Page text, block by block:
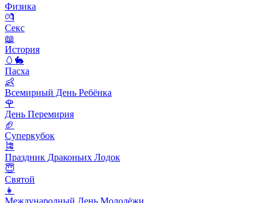
Физика
💏
Секс
📖
История
🥚🐇
Пасха
👶
Всемирный День Ребёнка
🌹
День Перемирия
🏈
Суперкубок
🎏
Праздник Драконьих Лодок
😇
Святой
👧
Международный День Молодёжи